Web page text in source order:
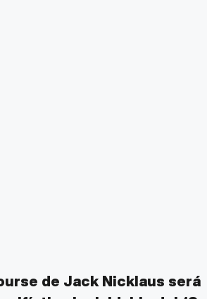
de Jack Nicklaus será